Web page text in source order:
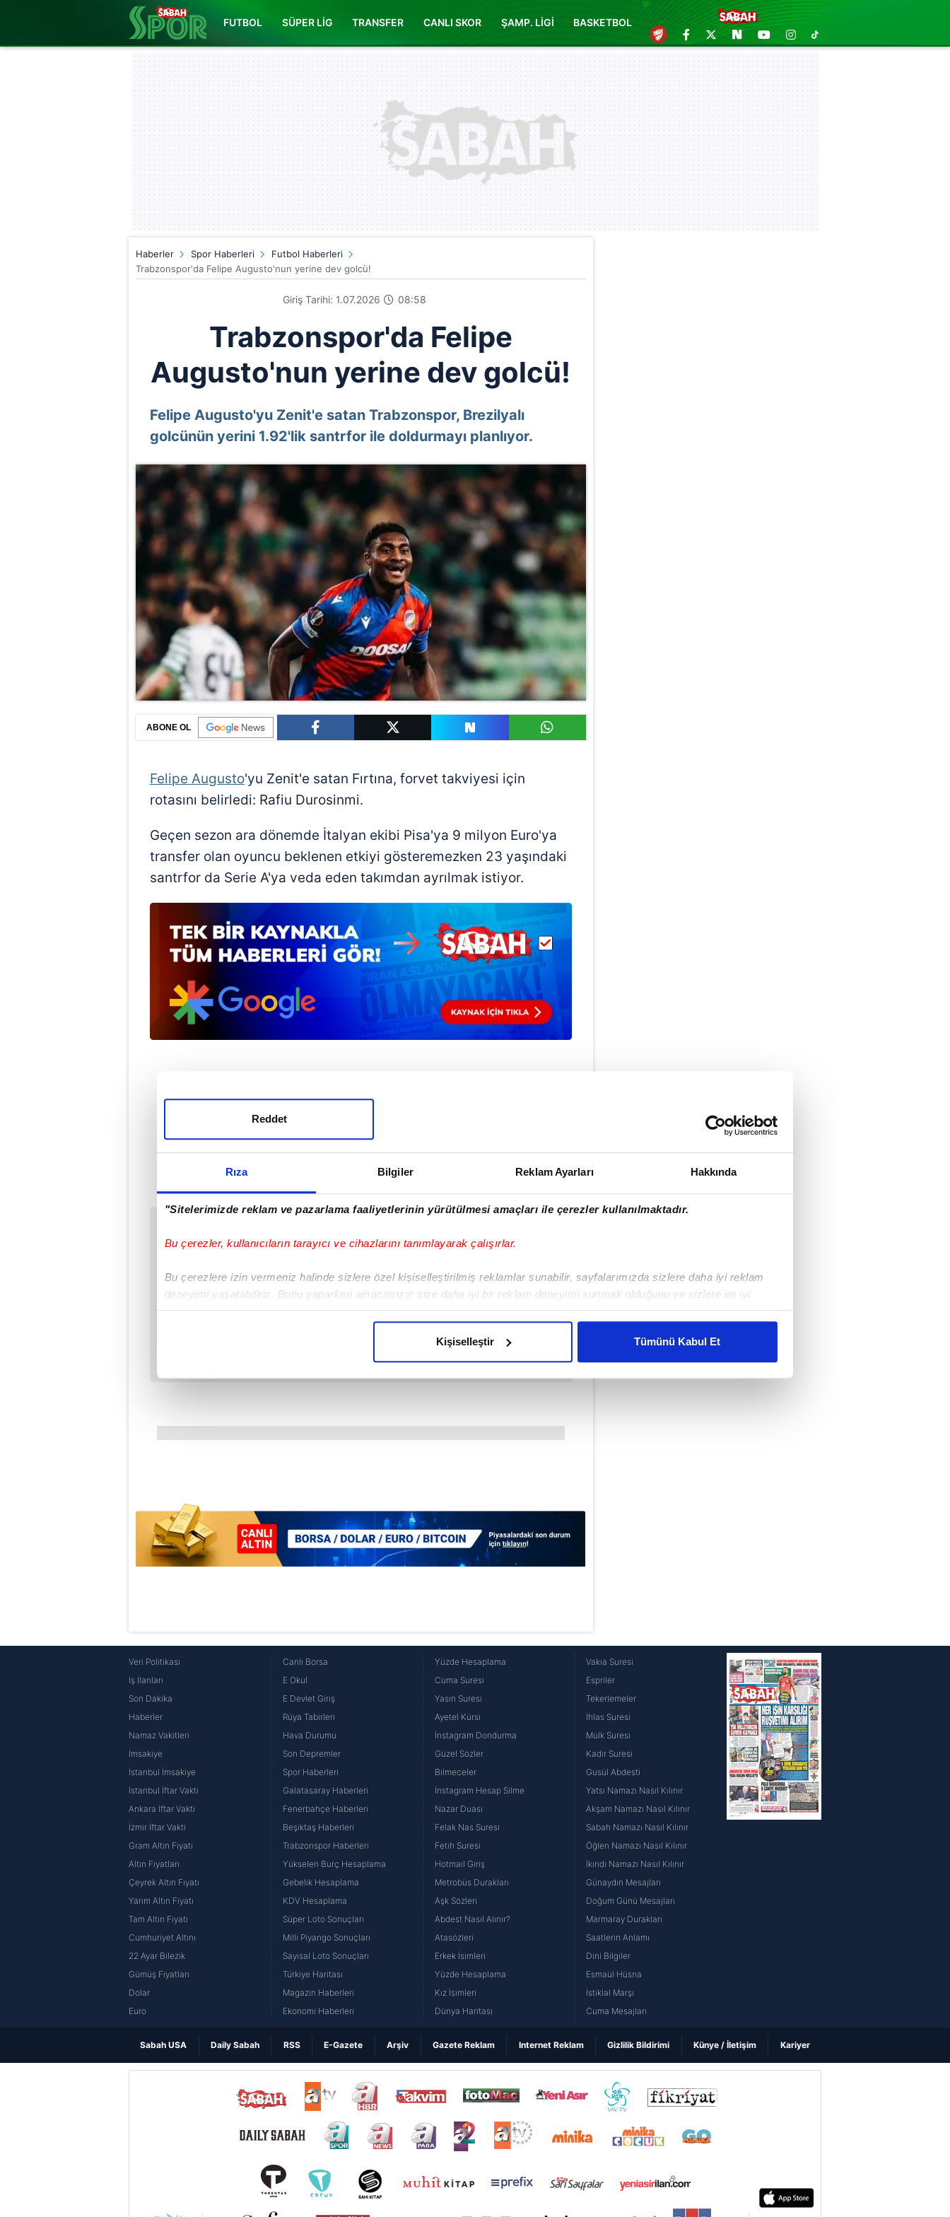
Rıza Bilgiler Reklam Ayarları Hakkında
"Sitelerimizde reklam ve pazarlama faaliyetlerinin yürütülmesi amaçları ile çerezler kullanılmaktadır.
Bu çerezler, kullanıcıların tarayıcı ve cihazlarını tanımlayarak çalışırlar.
Bu çerezlere izin vermeniz halinde sizlere özel kişiselleştirilmiş reklamlar sunabilir, sayfalarımızda sizlere daha iyi reklam
deneyimi yaşatabiliriz. Bunu yaparken amacımızın size daha iyi bir reklam deneyimi sunmak olduğunu ve sizlere en iyi
içerikleri sunabilmek adına elimizden gelen çabayı gösterdiğimizi ve bu noktada, reklamların maliyetlerimizi karşılamak
noktasında tek gelir kalemimiz olduğunu sizlere hatırlatmak isteriz.
Her halükârda, kullanıcılar, bu çerezlere izin vermedikleri takdirde, kullanıcılara hedefli reklamlar gösterilmeyecektir."
amacıyla kullanılmaktadır. Diğer çerezler, sitemizin daha işlevsel kılınması ve kişiselleştirilmesi ve sizlere yönelik
6698 sayılı Kişisel Verilerin Korunması Kanunu uyarınca hazırlanmış Aydınlatma Metnimizi okumak ve sitemizde ilgili
mevzuata uygun olarak kullanılan çerezlerle ilgili bilgi almak için lütfentıklayınız
Reddet
Kişiselleştir Tümünü Kabul Et
FUTBOL SÜPER LİG TRANSFER CANLI SKOR ŞAMP. LİGİ BASKETBOL
Haberler Spor Haberleri
Futbol Haberleri
Trabzonspor'da Felipe Augusto'nun yerine dev golcü!
Giriş Tarihi: 1.07.2026 08:58
Trabzonspor'da Felipe
Augusto'nun yerine dev golcü!
Felipe Augusto'yu Zenit'e satan Trabzonspor, Brezilyalı
golcünün yerini 1.92'lik santrfor ile doldurmayı planlıyor.
ABONE OL
Felipe Augusto'yu Zenit'e satan Fırtına, forvet takviyesi için
rotasını belirledi: Rafiu Durosinmi.
Geçen sezon ara dönemde İtalyan ekibi Pisa'ya 9 milyon Euro'ya
transfer olan oyuncu beklenen etkiyi gösteremezken 23 yaşındaki
santrfor da Serie A'ya veda eden takımdan ayrılmak istiyor.
Uygulamalara Özel Ayrıcalıkları Keşfedin!
Veri Politikası
İş İlanları
Son Dakika
Haberler
Namaz Vakitleri
İmsakiye
İstanbul İmsakiye
İstanbul İftar Vakti
Ankara İftar Vakti
İzmir İftar Vakti
Gram Altın Fiyatı
Altın Fiyatları
Çeyrek Altın Fiyatı
Yarım Altın Fiyatı
Tam Altın Fiyatı
Cumhuriyet Altını
22 Ayar Bilezik
Gümüş Fiyatları
Dolar
Euro
Canlı Borsa
E Okul
E Devlet Giriş
Rüya Tabirleri
Hava Durumu
Son Depremler
Spor Haberleri
Galatasaray Haberleri
Fenerbahçe Haberleri
Beşiktaş Haberleri
Trabzonspor Haberleri
Yükselen Burç Hesaplama
Gebelik Hesaplama
KDV Hesaplama
Süper Loto Sonuçları
Milli Piyango Sonuçları
Sayısal Loto Sonuçları
Türkiye Haritası
Magazin Haberleri
Ekonomi Haberleri
Yüzde Hesaplama
Cuma Suresi
Yasin Suresi
Ayetel Kürsi
İnstagram Dondurma
Güzel Sözler
Bilmeceler
İnstagram Hesap Silme
Nazar Duası
Felak Nas Suresi
Fetih Suresi
Hotmail Giriş
Metrobüs Durakları
Aşk Sözleri
Abdest Nasıl Alınır?
Atasözleri
Erkek İsimleri
Yüzde Hesaplama
Kız İsimleri
Dünya Haritası
Vakıa Suresi
Espriler
Tekerlemeler
İhlas Suresi
Mülk Suresi
Kadir Suresi
Gusül Abdesti
Yatsı Namazı Nasıl Kılınır
Akşam Namazı Nasıl Kılınır
Sabah Namazı Nasıl Kılınır
Öğlen Namazı Nasıl Kılınır
İkindi Namazı Nasıl Kılınır
Günaydın Mesajları
Doğum Günü Mesajları
Marmaray Durakları
Saatlerin Anlamı
Dini Bilgiler
Esmaül Hüsna
İstiklal Marşı
Cuma Mesajları
Sabah USA Daily Sabah RSS E-Gazete Arşiv Gazete Reklam Internet Reklam Gizlilik Bildirimi Künye / İletişim Kariyer